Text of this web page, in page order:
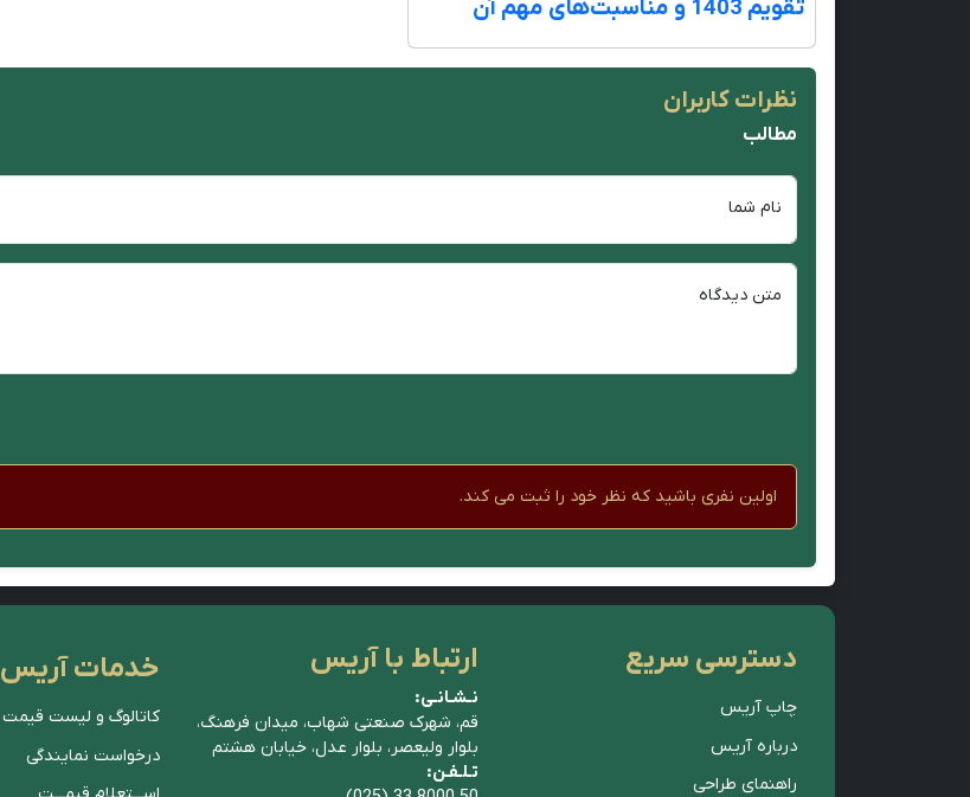
تقویم 1403 و مناسبت‌های مهم آن
نظرات کاربران
مطالب
نام شما
متن دیدگاه
اولین نفری باشید که نظر خود را ثبت می کند.
دسترسی سریع
چاپ آریس
درباره آریس
راهنمای طراحی
ارتباط با آریس
نـشـانـی:
قم، شهرک صنعتی شهاب، میدان فرهنگ،
بلوار ولیعصر، بلوار عدل، خیابان هشتم
تـلـفـن:
خدمات آریس
کاتالوگ و لیست قیمت
درخواست نمایندگی